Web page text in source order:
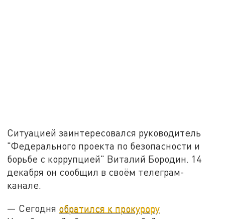
Ситуацией заинтересовался руководитель
"Федерального проекта по безопасности и
борьбе с коррупцией" Виталий Бородин. 14
декабря он сообщил в своём телеграм-
канале.
— Сегодня обратился к прокурору